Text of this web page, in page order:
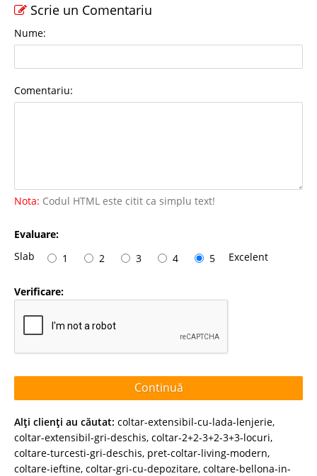
Scrie un Comentariu
Nume:
Comentariu:
Nota: Codul HTML este citit ca simplu text!
Evaluare:
Slab
1 2 3 4 5 Excelent
Verificare:
Continuă
Alţi clienţi au căutat: coltar-extensibil-cu-lada-lenjerie,
coltar-extensibil-gri-deschis, coltar-2+2-3+2-3+3-locuri,
coltare-turcesti-gri-deschis, pret-coltar-living-modern,
coltare-ieftine, coltar-gri-cu-depozitare, coltare-bellona-in-